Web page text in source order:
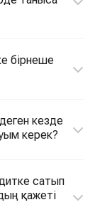
бірнеше
кезде
керек?
сатып
қажеті